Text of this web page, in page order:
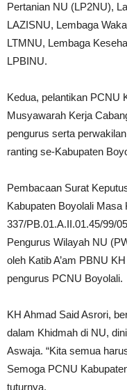
Pertanian NU (LP2NU),
LAZISNU, Lembaga
LTMNU, Lembaga
LPBINU.
Kedua, pelantikan PCNU
Musyawarah Kerja
pengurus serta
ranting se-Kabupaten
Pembacaan Surat
Kabupaten Boyolali Masa
337/PB.01.A.II.01.45/99/
Pengurus Wilayah NU
oleh Katib A’am PBNU
pengurus PCNU Boyolali.
KH Ahmad Said Asrori,
dalam Khidmah di NU,
Aswaja. “Kita semua
Semoga PCNU
tuturnya.